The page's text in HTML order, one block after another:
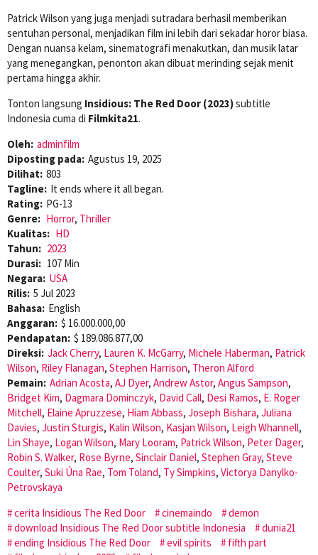
Patrick Wilson yang juga menjadi sutradara berhasil memberikan
sentuhan personal, menjadikan film ini lebih dari sekadar horor biasa.
Dengan nuansa kelam, sinematografi menakutkan, dan musik latar
yang menegangkan, penonton akan dibuat merinding sejak menit
pertama hingga akhir.
Tonton langsung Insidious: The Red Door (2023)subtitle
Indonesia cuma di Filmkita21.
Oleh: adminfilm
Diposting pada: Agustus 19, 2025
Dilihat: 803
Tagline: It ends where it all began.
Rating: PG-13
Genre: Horror, Thriller
Kualitas: HD
Tahun: 2023
Durasi: 107 Min
Negara: USA
Rilis: 5 Jul 2023
Bahasa: English
Anggaran: $ 16.000.000,00
Pendapatan: $ 189.086.877,00
Direksi: Jack Cherry, Lauren K. McGarry, Michele Haberman, Patrick
Wilson, Riley Flanagan, Stephen Harrison, Theron Alford
Pemain: Adrian Acosta, AJ Dyer, Andrew Astor, Angus Sampson,
Bridget Kim, Dagmara Dominczyk, David Call, Desi Ramos, E. Roger
Mitchell, Elaine Apruzzese, Hiam Abbass, Joseph Bishara, Juliana
Davies, Justin Sturgis, Kalin Wilson, Kasjan Wilson, Leigh Whannell,
Lin Shaye, Logan Wilson, Mary Looram, Patrick Wilson, Peter Dager,
Robin S. Walker, Rose Byrne, Sinclair Daniel, Stephen Gray, Steve
Coulter, Suki Úna Rae, Tom Toland, Ty Simpkins, Victorya Danylko-
Petrovskaya
cerita Insidious The Red Door
cinemaindo
demon
download Insidious The Red Door subtitle Indonesia
dunia21
ending Insidious The Red Door
evil spirits
fifth part